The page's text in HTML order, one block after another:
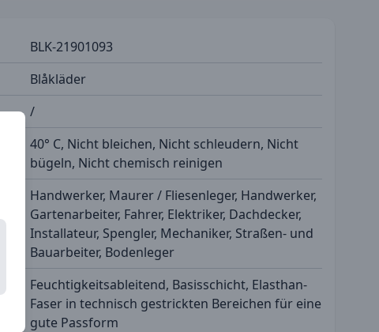
BLK-21901093
Blåkläder
/
40° C, Nicht bleichen, Nicht schleudern, Nicht
bügeln, Nicht chemisch reinigen
Handwerker, Maurer / Fliesenleger, Handwerker,
Gartenarbeiter, Fahrer, Elektriker, Dachdecker,
Installateur, Spengler, Mechaniker, Straßen- und
Bauarbeiter, Bodenleger
Feuchtigkeitsableitend, Basisschicht, Elasthan-
Faser in technisch gestrickten Bereichen für eine
gute Passform